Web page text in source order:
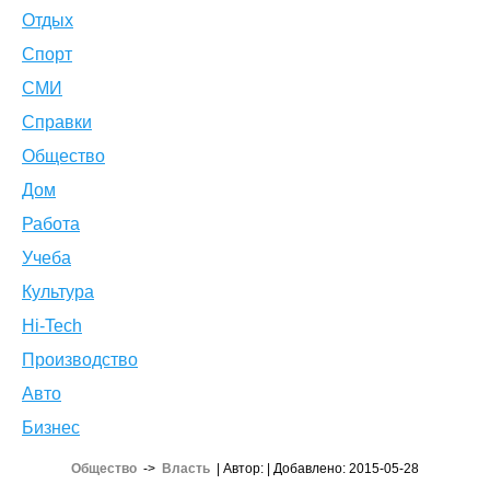
Отдых
Спорт
СМИ
Справки
Общество
Дом
Работа
Учеба
Культура
Hi-Tech
Производство
Авто
Бизнес
Общество -> Власть | Автор: | Добавлено: 2015-05-28